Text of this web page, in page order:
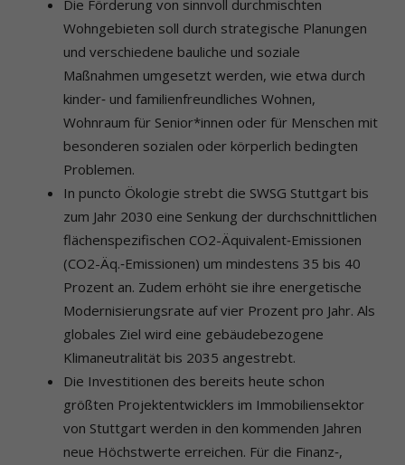
Die Förderung von sinnvoll durchmischten
Wohngebieten soll durch strategische Planungen
und verschiedene bauliche und soziale
Maßnahmen umgesetzt werden, wie etwa durch
kinder‐ und familienfreundliches Wohnen,
Wohnraum für Senior*innen oder für Menschen mit
besonderen sozialen oder körperlich bedingten
Problemen.
In puncto Ökologie strebt die SWSG Stuttgart bis
zum Jahr 2030 eine Senkung der durchschnittlichen
flächenspezifischen CO2-Äquivalent‐Emissionen
(CO2-Äq.‐Emissionen) um mindestens 35 bis 40
Prozent an. Zudem erhöht sie ihre energetische
Modernisierungsrate auf vier Prozent pro Jahr. Als
globales Ziel wird eine gebäudebezogene
Klimaneutralität bis 2035 angestrebt.
Die Investitionen des bereits heute schon
größten Projektentwicklers im Immobiliensektor
von Stuttgart werden in den kommenden Jahren
neue Höchstwerte erreichen. Für die Finanz‐,